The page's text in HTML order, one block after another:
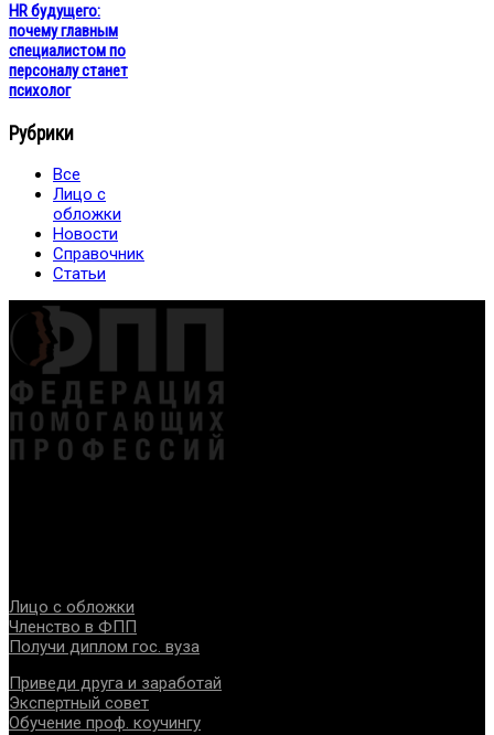
HR будущего:
почему главным
специалистом по
персоналу станет
психолог
Рубрики
Все
Лицо с
обложки
Новости
Справочник
Статьи
Лицо с обложки
Членство в ФПП
Получи диплом гос. вуза
Приведи друга и заработай
Экспертный совет
Обучение проф. коучингу